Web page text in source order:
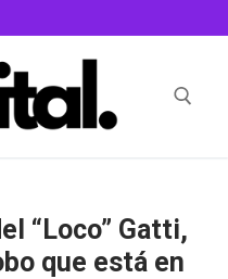
“Loco” Gatti,
que está en